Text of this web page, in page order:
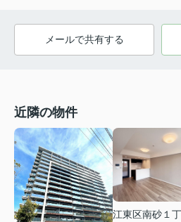
メールで共有する
近隣の物件
江東区南砂１